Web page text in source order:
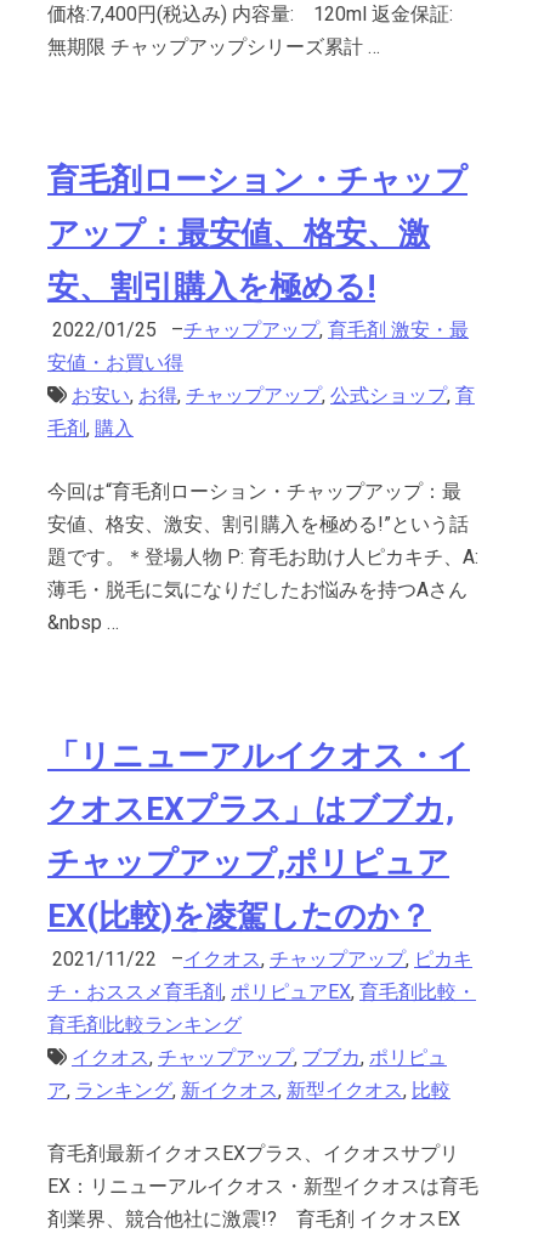
価格:7,400円(税込み) 内容量: 120ml 返金保証:
無期限 チャップアップシリーズ累計 …
育毛剤ローション・チャップ
アップ：最安値、格安、激
安、割引購入を極める!
2022/01/25 –チャップアップ, 育毛剤 激安・最
安値・お買い得
お安い, お得, チャップアップ, 公式ショップ, 育
毛剤, 購入
今回は“育毛剤ローション・チャップアップ：最
安値、格安、激安、割引購入を極める!”という話
題です。＊登場人物 P: 育毛お助け人ピカキチ、A:
薄毛・脱毛に気になりだしたお悩みを持つAさん
&nbsp …
「リニューアルイクオス・イ
クオスEXプラス」はブブカ,
チャップアップ,ポリピュア
EX(比較)を凌駕したのか？
2021/11/22 –イクオス, チャップアップ, ピカキ
チ・おススメ育毛剤, ポリピュアEX, 育毛剤比較・
育毛剤比較ランキング
イクオス, チャップアップ, ブブカ, ポリピュ
ア, ランキング, 新イクオス, 新型イクオス, 比較
育毛剤最新イクオスEXプラス、イクオスサプリ
EX：リニューアルイクオス・新型イクオスは育毛
剤業界、競合他社に激震!? 育毛剤 イクオスEX